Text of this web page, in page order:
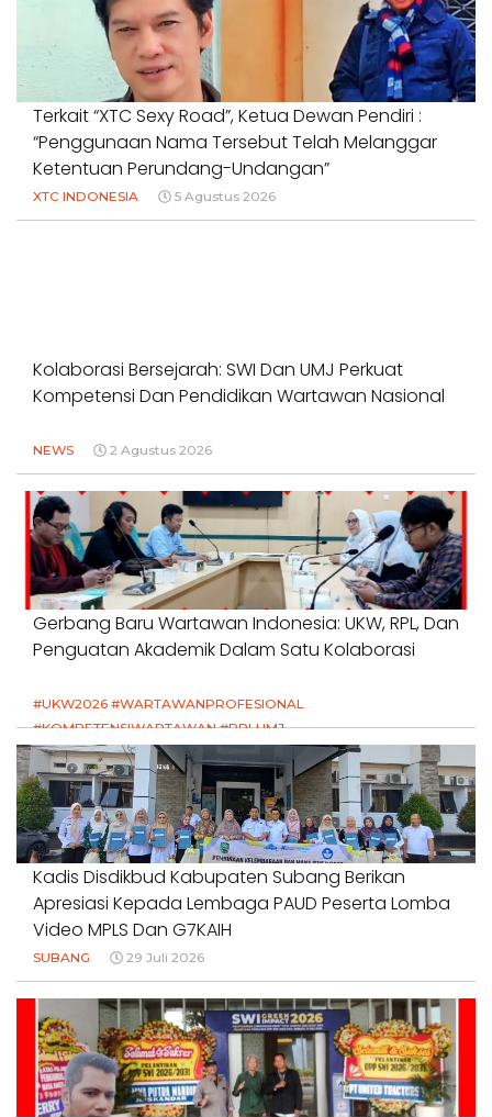
Terkait “XTC Sexy Road”, Ketua Dewan Pendiri :
“Penggunaan Nama Tersebut Telah Melanggar
Ketentuan Perundang-Undangan”
XTC INDONESIA 5 Agustus 2026
Kolaborasi Bersejarah: SWI Dan UMJ Perkuat
Kompetensi Dan Pendidikan Wartawan Nasional
NEWS 2 Agustus 2026
Gerbang Baru Wartawan Indonesia: UKW, RPL, Dan
Penguatan Akademik Dalam Satu Kolaborasi
#UKW2026 #WARTAWANPROFESIONAL
#KOMPETENSIWARTAWAN #RPLUMJ
#PENDIDIKANWARTAWAN #SWINASIONAL #SWIJABAR
1 Agustus 2026
Kadis Disdikbud Kabupaten Subang Berikan
Apresiasi Kepada Lembaga PAUD Peserta Lomba
Video MPLS Dan G7KAIH
SUBANG 29 Juli 2026